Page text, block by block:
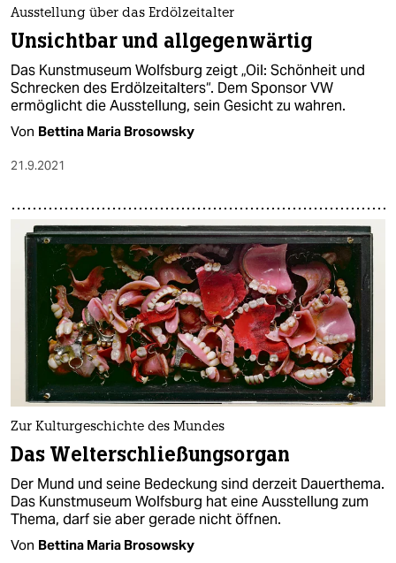
Ausstellung über das Erdölzeitalter
Unsichtbar und allgegenwärtig
Das Kunstmuseum Wolfsburg zeigt „Oil: Schönheit und
Schrecken des Erdölzeitalters“. Dem Sponsor VW
ermöglicht die Ausstellung, sein Gesicht zu wahren.
Von Bettina Maria Brosowsky
21.9.2021
Zur Kulturgeschichte des Mundes
Das Welterschließungsorgan
Der Mund und seine Bedeckung sind derzeit Dauerthema.
Das Kunstmuseum Wolfsburg hat eine Ausstellung zum
Thema, darf sie aber gerade nicht öffnen.
Von Bettina Maria Brosowsky